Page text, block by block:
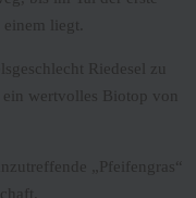
liegt.
Riedesel zu
wertvolles Biotop von
„Pfeifengras“